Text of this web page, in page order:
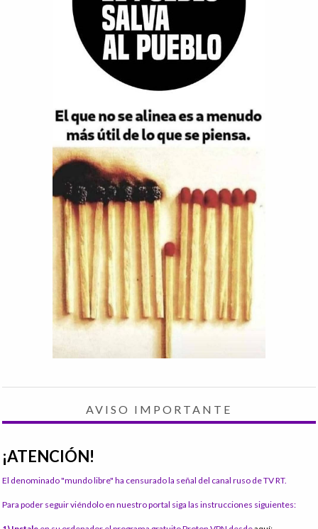
AVISO IMPORTANTE
¡ATENCIÓN!
El denominado "mundo libre" ha censurado la señal del canal ruso de TV RT.
Para poder seguir viéndolo en nuestro portal siga las instrucciones siguientes: